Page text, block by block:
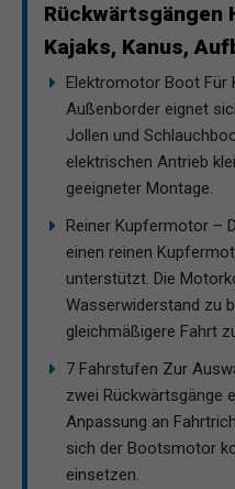
Rückwärtsgängen
Kajaks, Kanus,
Elektromotor Boot Für
Außenborder eignet
Jollen und
elektrischen Antrieb
geeigneter Montage.
Reiner Kupfermotor –
einen reinen
unterstützt. Die
Wasserwiderstand zu
gleichmäßigere Fahrt
7 Fahrstufen Zur
zwei Rückwärtsgänge
Anpassung an
sich der Bootsmotor
einsetzen.